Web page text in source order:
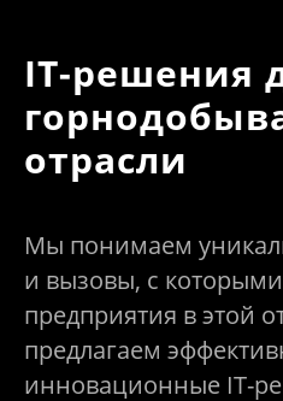
IT-решения
отрасли
Мы понимаем
и вызовы, с
предприятия в этой
предлагаем
инновационные IT-